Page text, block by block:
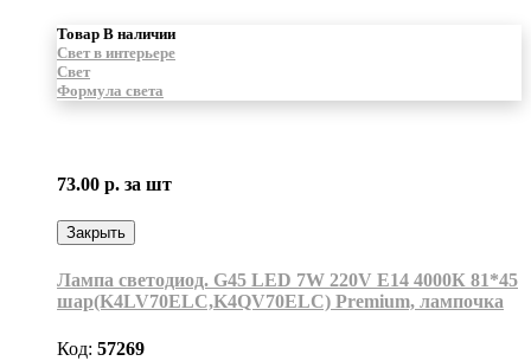
Товар В наличии
Свет в интерьере
Свет
Формула света
73.00 р. за шт
Закрыть
Лампа светодиод. G45 LED 7W 220V E14 4000К 81*45
шар(K4LV70ELC,K4QV70ELC) Premium, лампочка
Код: 57269